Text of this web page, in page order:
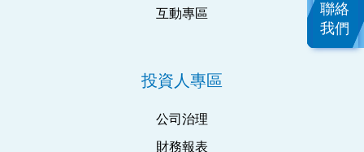
互動專區
投資人專區
公司治理
財務報表
聯絡
我們